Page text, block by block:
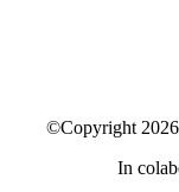
©Copyright 2026
In